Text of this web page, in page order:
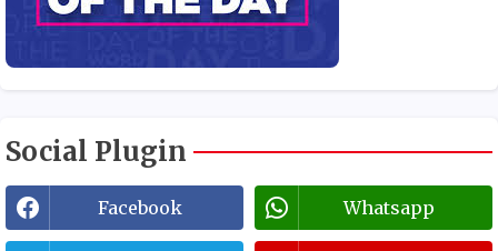
Social Plugin
Facebook Whatsapp